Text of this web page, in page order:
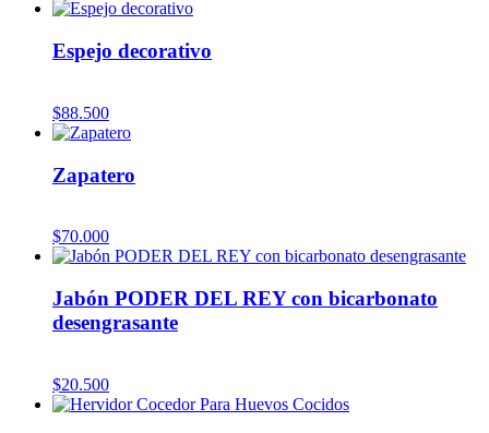
Espejo decorativo
$88.500
Zapatero
$70.000
Jabón PODER DEL REY con bicarbonato
desengrasante
$20.500